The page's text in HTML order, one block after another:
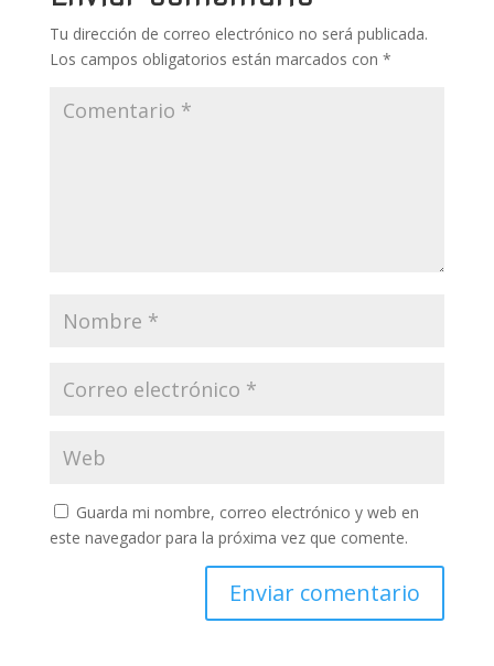
k p r
Tu dirección de correo electrónico no será publicada.
Los campos obligatorios están marcados con *
Guarda mi nombre, correo electrónico y web en
este navegador para la próxima vez que comente.